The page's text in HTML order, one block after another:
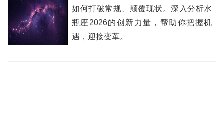
如何打破常规、颠覆现状。深入分析水
瓶座2026的创新力量，帮助你把握机
遇，迎接变革。